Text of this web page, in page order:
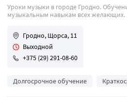
Уроки музыки в городе Гродно.
музыкальным навыкам всех желающих.
Гродно, Щорса, 11
Выходной
+375 (29) 291-08-60
Долгосрочное обучение